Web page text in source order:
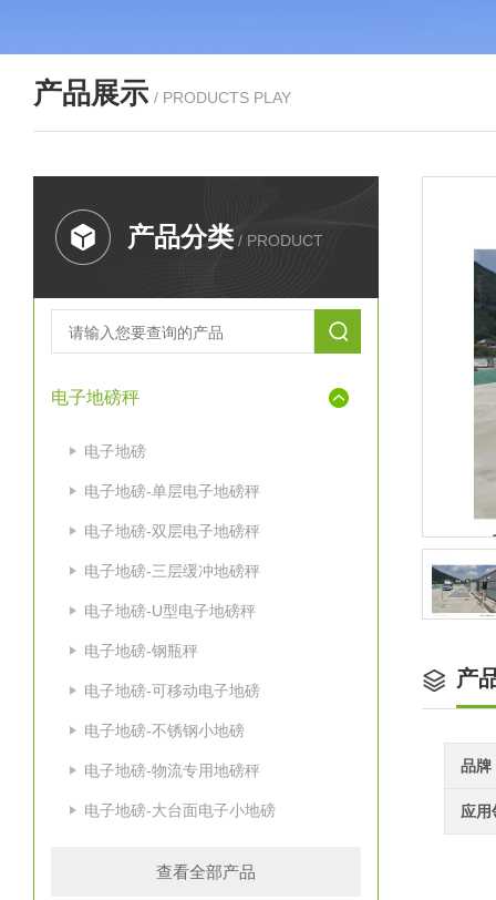
产品展示 / PRODUCTS PLAY
产品分类 / PRODUCT
电子地磅秤
电子地磅
电子地磅-单层电子地磅秤
电子地磅-双层电子地磅秤
电子地磅-三层缓冲地磅秤
电子地磅-U型电子地磅秤
电子地磅-钢瓶秤
电子地磅-可移动电子地磅
电子地磅-不锈钢小地磅
电子地磅-物流专用地磅秤
电子地磅-大台面电子小地磅
查看全部产品
产
品牌
应用